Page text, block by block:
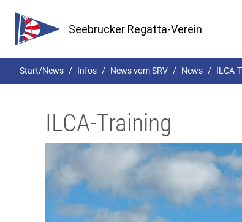
Seebrucker Regatta-Verein
Start/News Infos News vom SRV News ILCA-
ILCA-Training